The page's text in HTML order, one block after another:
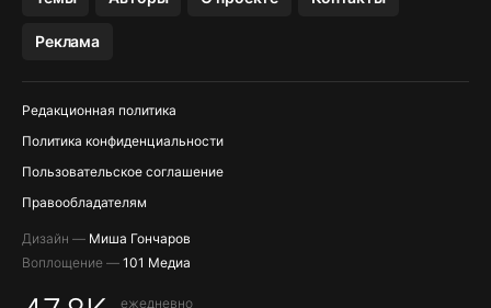
Реклама
Редакционная политика
Политика конфиденциальности
Пользовательское соглашение
Правообладателям
Дизайн — Миша Гончаров
Воплощение — 101 Медиа
ежедневно